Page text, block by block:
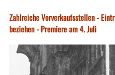
Zahlreiche Vorverkaufsstellen -
beziehen - Premiere am 4. Juli